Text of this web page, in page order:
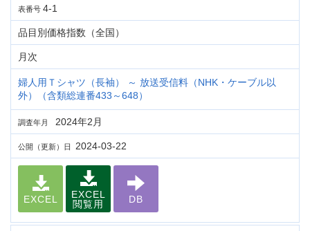
表番号 4-1
品目別価格指数（全国）
月次
婦人用Ｔシャツ（長袖） ～ 放送受信料（NHK・ケーブル以
外）（含類総連番433～648）
調査年月 2024年2月
公開（更新）日 2024-03-22
EXCEL
EXCEL
閲覧用
DB